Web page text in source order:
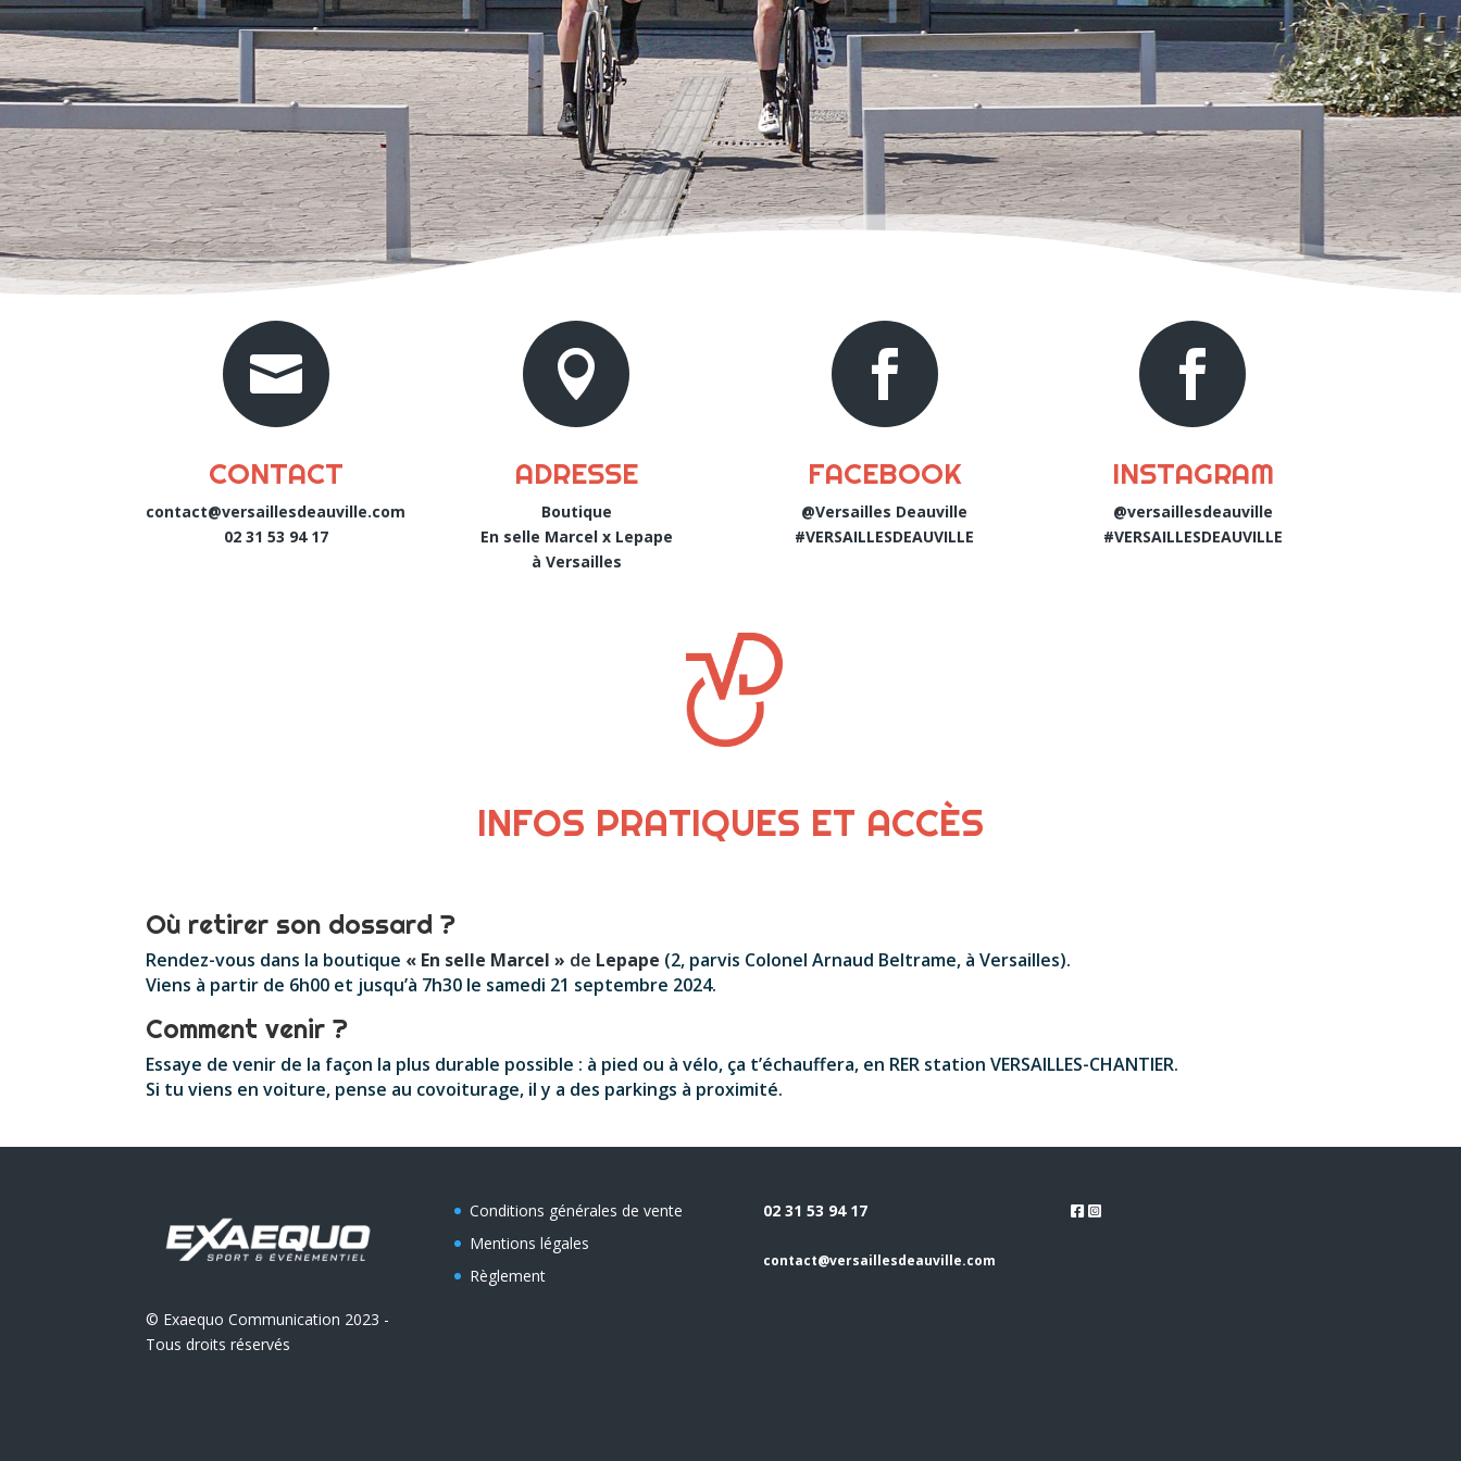

CONTACT
contact@versaillesdeauville.com
02 31 53 94 17

ADRESSE
Boutique
En selle Marcel x Lepape
à Versailles

FACEBOOK
@Versailles Deauville
#VERSAILLESDEAUVILLE

INSTAGRAM
@versaillesdeauville
#VERSAILLESDEAUVILLE
INFOS PRATIQUES ET ACCÈS
Où retirer son dossard ?
Rendez-vous dans la boutique « En selle Marcel » de Lepape (2, parvis Colonel Arnaud Beltrame, à Versailles).
Viens à partir de 6h00 et jusqu’à 7h30 le samedi 21 septembre 2024.
Comment venir ?
Essaye de venir de la façon la plus durable possible : à pied ou à vélo, ça t’échauffera, en RER station VERSAILLES-CHANTIER.
Si tu viens en voiture, pense au covoiturage, il y a des parkings à proximité.
© Exaequo Communication 2023 -
Tous droits réservés
Conditions générales de vente
Mentions légales
Règlement
02 31 53 94 17
contact@versaillesdeauville.com